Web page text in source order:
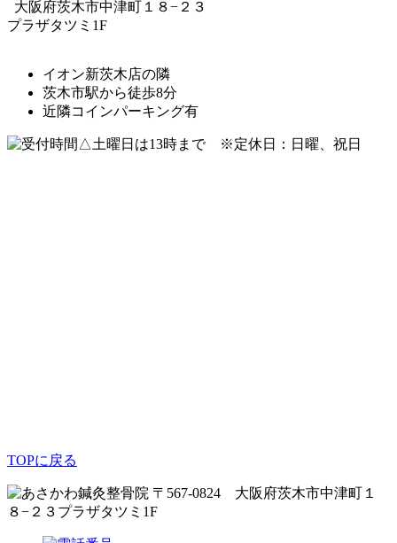
⼤阪府茨⽊市中津町１８−２３
プラザタツミ1F
イオン新茨木店の隣
茨木市駅から徒歩8分
近隣コインパーキング有
△土曜日は13時まで ※定休日：日曜、祝日
TOPに戻る
〒567-0824 大阪府茨木市中津町１
８−２３プラザタツミ1F